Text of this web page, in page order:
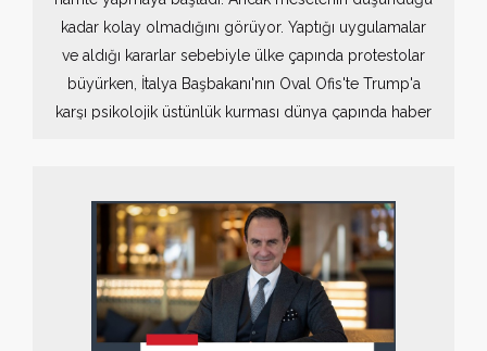
kadar kolay olmadığını görüyor. Yaptığı uygulamalar
ve aldığı kararlar sebebiyle ülke çapında protestolar
büyürken, İtalya Başbakanı'nın Oval Ofis'te Trump'a
karşı psikolojik üstünlük kurması dünya çapında haber